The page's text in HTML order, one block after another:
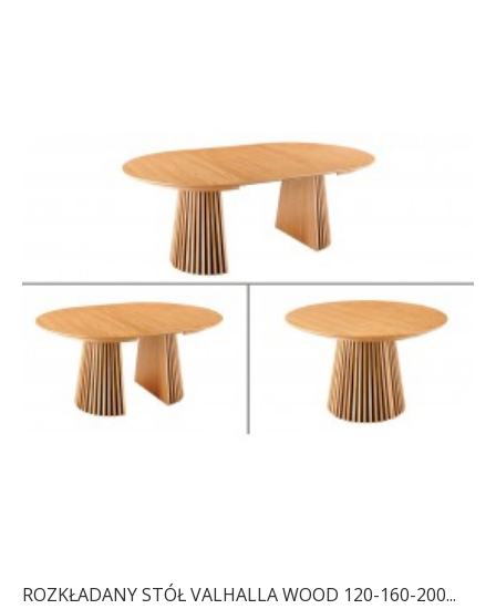
ROZKŁADANY STÓŁ VALHALLA WOOD 120-160-200...